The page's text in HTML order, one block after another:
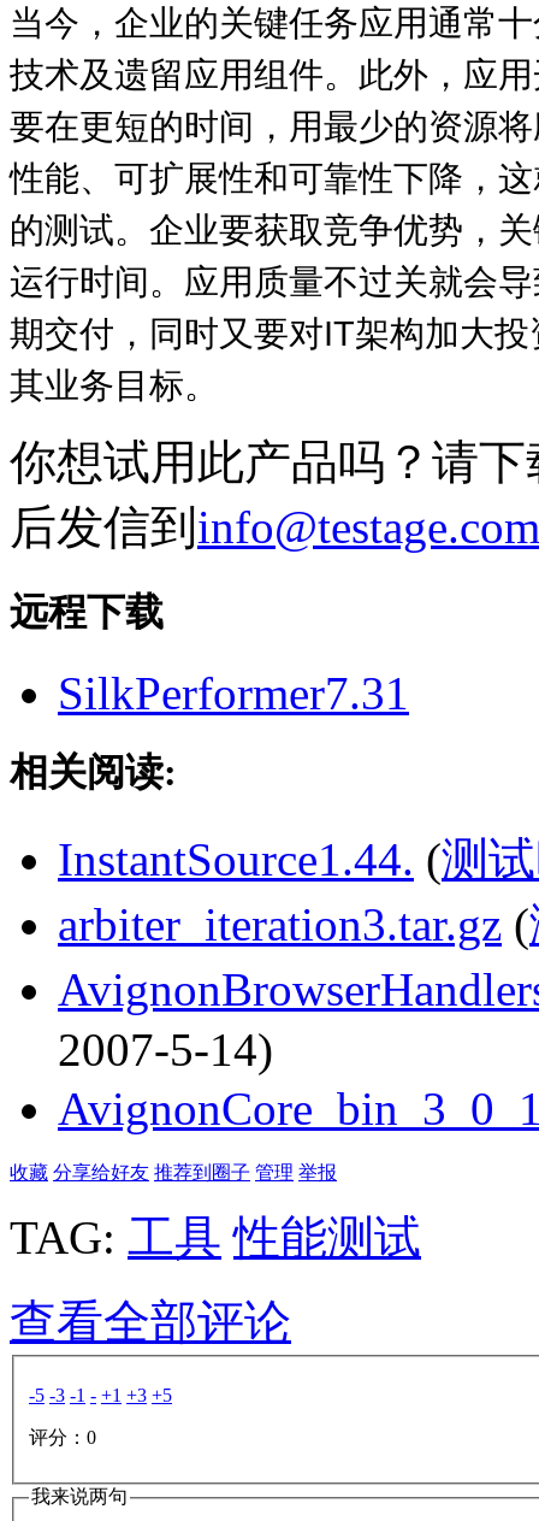
当今，企业的关键任务应用通常
技术及遗留应用组件。此外，应
要在更短的时间，用最少的资源
性能、可扩展性和可靠性下降，
的测试。企业要获取竞争优势，
运行时间。应用质量不过关就会
期交付，同时又要对IT架构加大
其业务目标。
你想试用此产品吗？请下
后发信到
远程下载
SilkPerformer7.31
相关阅读:
InstantSource1.44. (测
arbiter_iteration3.tar.gz (
2007-5-14)
收藏 分享给好友 推荐到圈子 管理 举报
TAG: 工具 性能测试
查看全部评论
-5 -3 -1 - +1 +3 +5
评分： 0
我来说两句